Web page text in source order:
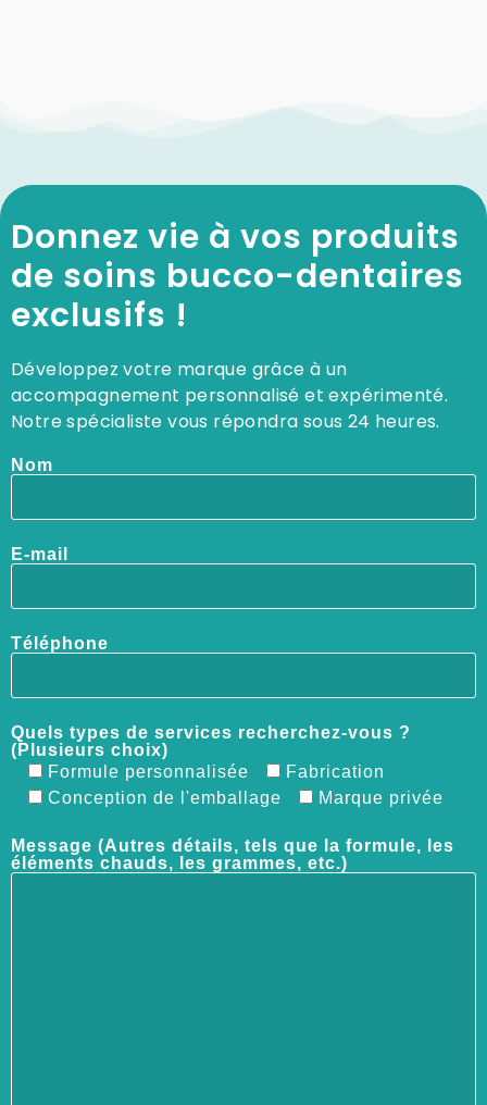
Donnez vie à vos produits
de soins bucco-dentaires
exclusifs !
Développez votre marque grâce à un
accompagnement personnalisé et expérimenté.
Notre spécialiste vous répondra sous 24 heures.
Nom
E-mail
Téléphone
Quels types de services recherchez-vous ?
(Plusieurs choix)
Formule personnalisée
Fabrication
Conception de l'emballage
Marque privée
Message (Autres détails, tels que la formule, les
éléments chauds, les grammes, etc.)